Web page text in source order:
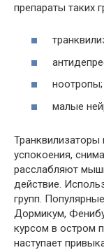
препараты таких
ноотропы;
малые
Транквилизаторы
успокоения,
расслабляют
действие.
групп.
Дормикум,
курсом в остром
наступает